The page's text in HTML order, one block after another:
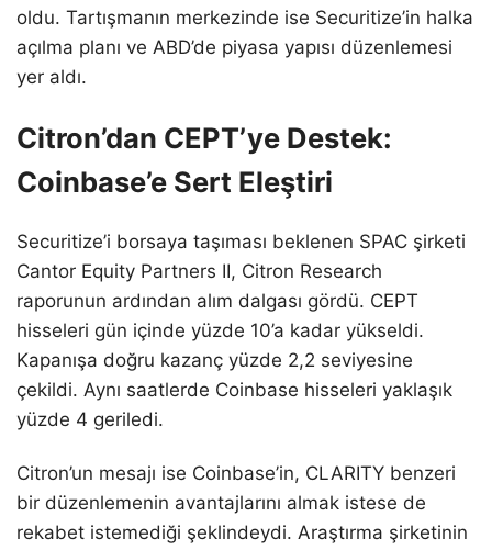
oldu. Tartışmanın merkezinde ise Securitize’in halka
açılma planı ve ABD’de piyasa yapısı düzenlemesi
yer aldı.
Citron’dan CEPT’ye Destek:
Coinbase’e Sert Eleştiri
Securitize’i borsaya taşıması beklenen SPAC şirketi
Cantor Equity Partners II, Citron Research
raporunun ardından alım dalgası gördü. CEPT
hisseleri gün içinde yüzde 10’a kadar yükseldi.
Kapanışa doğru kazanç yüzde 2,2 seviyesine
çekildi. Aynı saatlerde Coinbase hisseleri yaklaşık
yüzde 4 geriledi.
Citron’un mesajı ise Coinbase’in, CLARITY benzeri
bir düzenlemenin avantajlarını almak istese de
rekabet istemediği şeklindeydi. Araştırma şirketinin